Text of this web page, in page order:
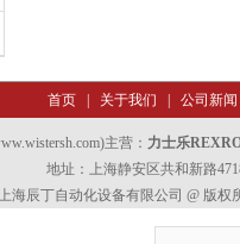
首页| 关于我们 公司新闻
主营： 力士乐
地址：上海静安区共和新路
上海辰丁自动化设备有限公司 @ 版权